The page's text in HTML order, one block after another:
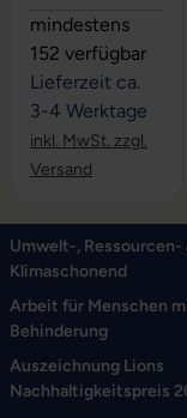
mindestens
152 verfügbar
Lieferzeit ca.
3-4 Werktage
inkl. MwSt. zzgl.
Versand
Umwelt-, Ressourcen-
Klimaschonend
Arbeit für Menschen
Behinderung
Auszeichnung Lions
Nachhaltigkeitspreis